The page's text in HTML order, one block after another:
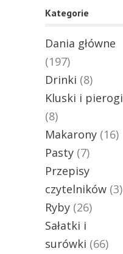
Kategorie
Dania główne
(197)
Drinki (8)
Kluski i pierogi
(8)
Makarony (16)
Pasty (7)
Przepisy
czytelników (3)
Ryby (26)
Sałatki i
surówki (66)